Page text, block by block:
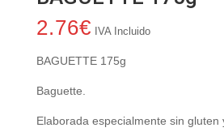
2.76€ IVA Incluido
BAGUETTE 175g
Baguette.
Elaborada especialmente sin gluten